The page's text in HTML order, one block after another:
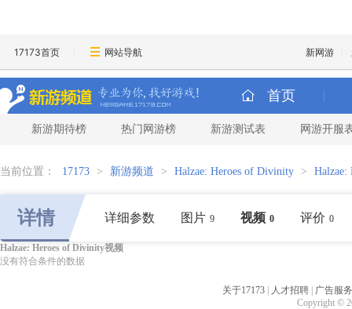
17173首页 网站导航 新网游
首页
新游期待榜 热门网游榜 新游测试表 网游开服
当前位置： 17173 > 新游频道 > Halzae: Heroes of Divinity >
详情 详细参数 图片 9 视频 0 评价 0
Halzae: Heroes of Divinity视频
没有符合条件的数据
关于17173 人才招聘
广告服务
Copyright ©